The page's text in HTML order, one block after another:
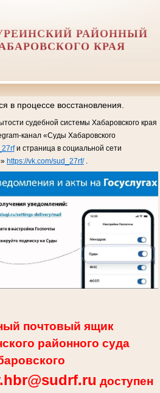
РАЙОННЫЙ
КРАЯ
в процессе восстановления.
судебной системы Хабаровского края
канал «Суды Хабаровского
и страница в социальной сети
https://vk.com/sud_27rf/.
почтовый ящик
районного суда
доступен